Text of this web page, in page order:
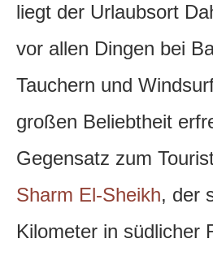
liegt der Urlaubsort
vor allen Dingen bei
Tauchern und
großen Beliebtheit
Gegensatz zum
Sharm El-Sheikh, der
Kilometer in südlicher